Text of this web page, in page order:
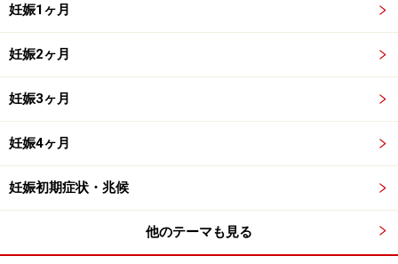
妊娠1ヶ月
妊娠2ヶ月
妊娠3ヶ月
妊娠4ヶ月
妊娠初期症状・兆候
他のテーマも見る